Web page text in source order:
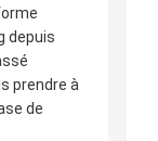
depuis
prendre à
de